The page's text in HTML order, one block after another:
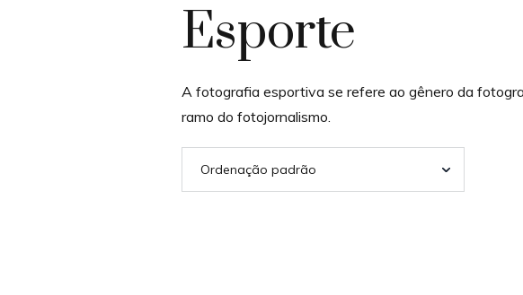
Esporte
A fotografia esportiva se refere ao gênero da
ramo do fotojornalismo.